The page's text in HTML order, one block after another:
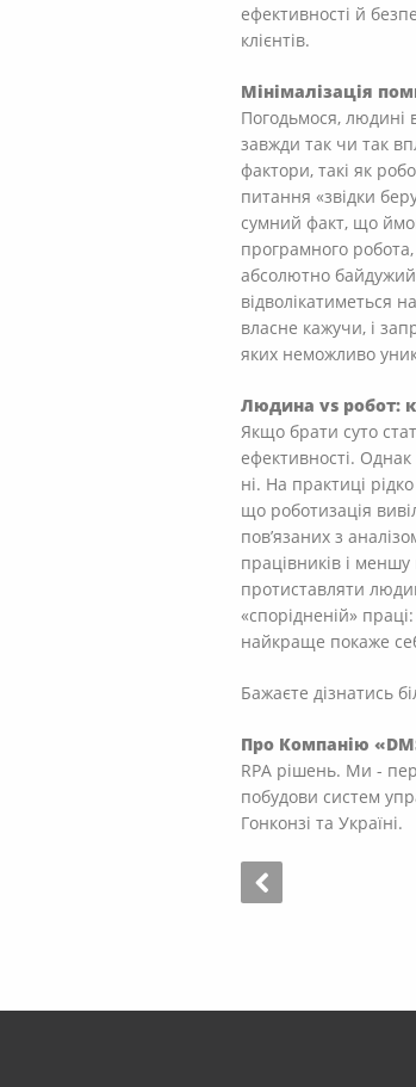
ефективності й
клієнтів.
Мінімалізація
Погодьмося, людині
завжди так чи так
фактори, такі як
питання «звідки
сумний факт, що
програмного
абсолютно
відволікатиметься
власне кажучи, і
яких неможливо
Людина vs робот:
Якщо брати суто
ефективності.
ні. На практиці
що роботизація
пов’язаних з
працівників і
протиставляти
«спорідненій»
найкраще покаже
Бажаєте дізнатись
Про Компанію
RPA рішень. Ми -
побудови систем
Гонконзі та Україні.